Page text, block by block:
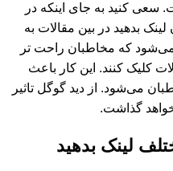
سعی کنید به جای اینکه در
بدهید در بین مقالات به
می‌شود که مخاطبان راحت تر
کلیک کنند. این کار باعث
می‌شود. از دید گوگل تاثیر
گذاشت.